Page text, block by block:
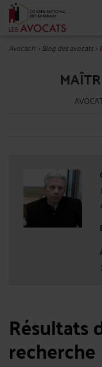
Avocat.fr>Blog des avocats>
Résultats
recherche